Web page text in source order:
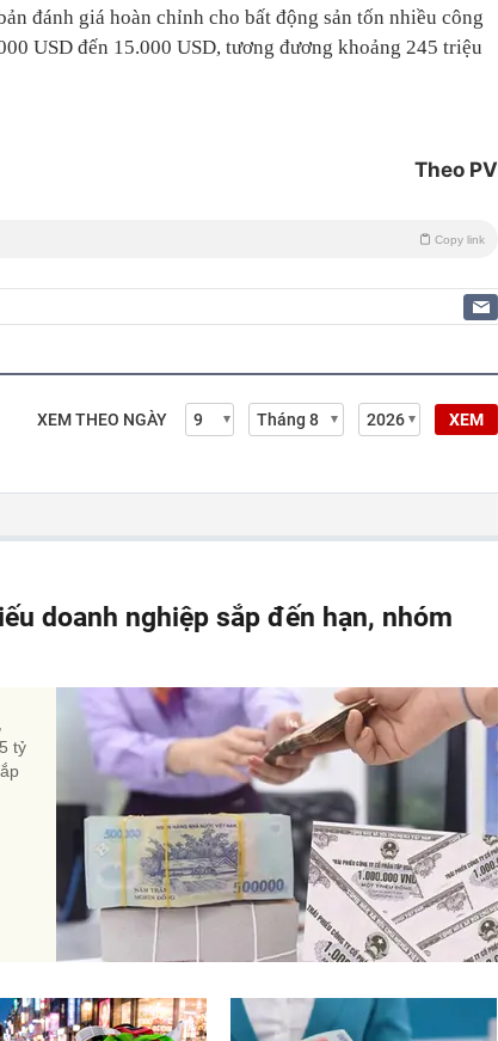
đánh giá hoàn chỉnh cho bất động sản tốn nhiều công
USD đến 15.000 USD, tương đương khoảng 245 triệu
Theo PV
Copy link
XEM THEO NGÀY XEM
doanh nghiệp sắp đến hạn, nhóm
tỷ